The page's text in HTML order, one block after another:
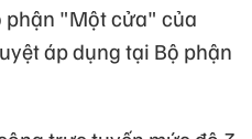
phận "Một cửa" của
áp dụng tại Bộ phận